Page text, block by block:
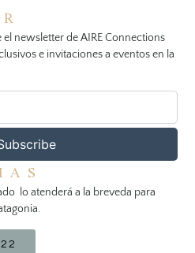
newsletter de AIRE Connections
e invitaciones a eventos en la
lo atenderá a la breveda para